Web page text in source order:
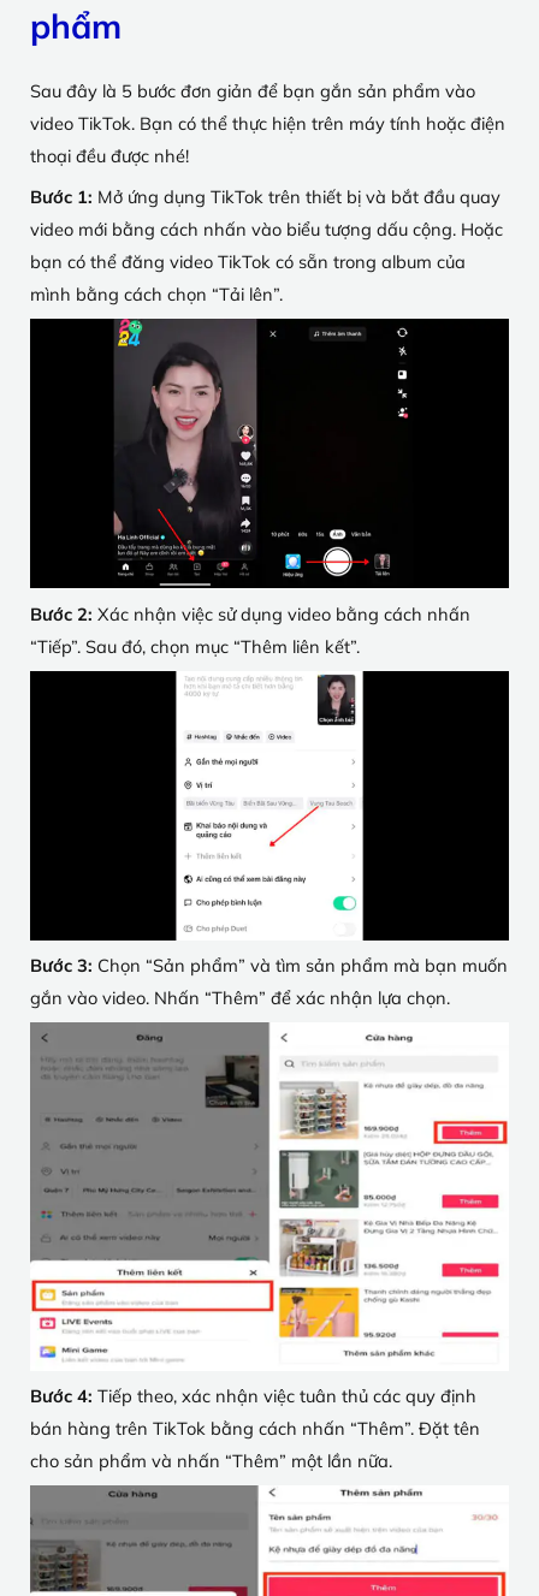
phẩm
Sau đây là 5 bước đơn giản để bạn gắn sản phẩm vào
video TikTok. Bạn có thể thực hiện trên máy tính hoặc điện
thoại đều được nhé!
Bước 1: Mở ứng dụng TikTok trên thiết bị và bắt đầu quay
video mới bằng cách nhấn vào biểu tượng dấu cộng. Hoặc
bạn có thể đăng video TikTok có sẵn trong album của
mình bằng cách chọn “Tải lên”.
Bước 2: Xác nhận việc sử dụng video bằng cách nhấn
“Tiếp”. Sau đó, chọn mục “Thêm liên kết”.
Bước 3: Chọn “Sản phẩm” và tìm sản phẩm mà bạn muốn
gắn vào video. Nhấn “Thêm” để xác nhận lựa chọn.
Bước 4: Tiếp theo, xác nhận việc tuân thủ các quy định
bán hàng trên TikTok bằng cách nhấn “Thêm”. Đặt tên
cho sản phẩm và nhấn “Thêm” một lần nữa.